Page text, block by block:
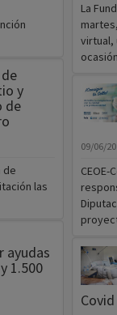
y
de
de
las
ayudas
1.500
La
virtual,
09/06/